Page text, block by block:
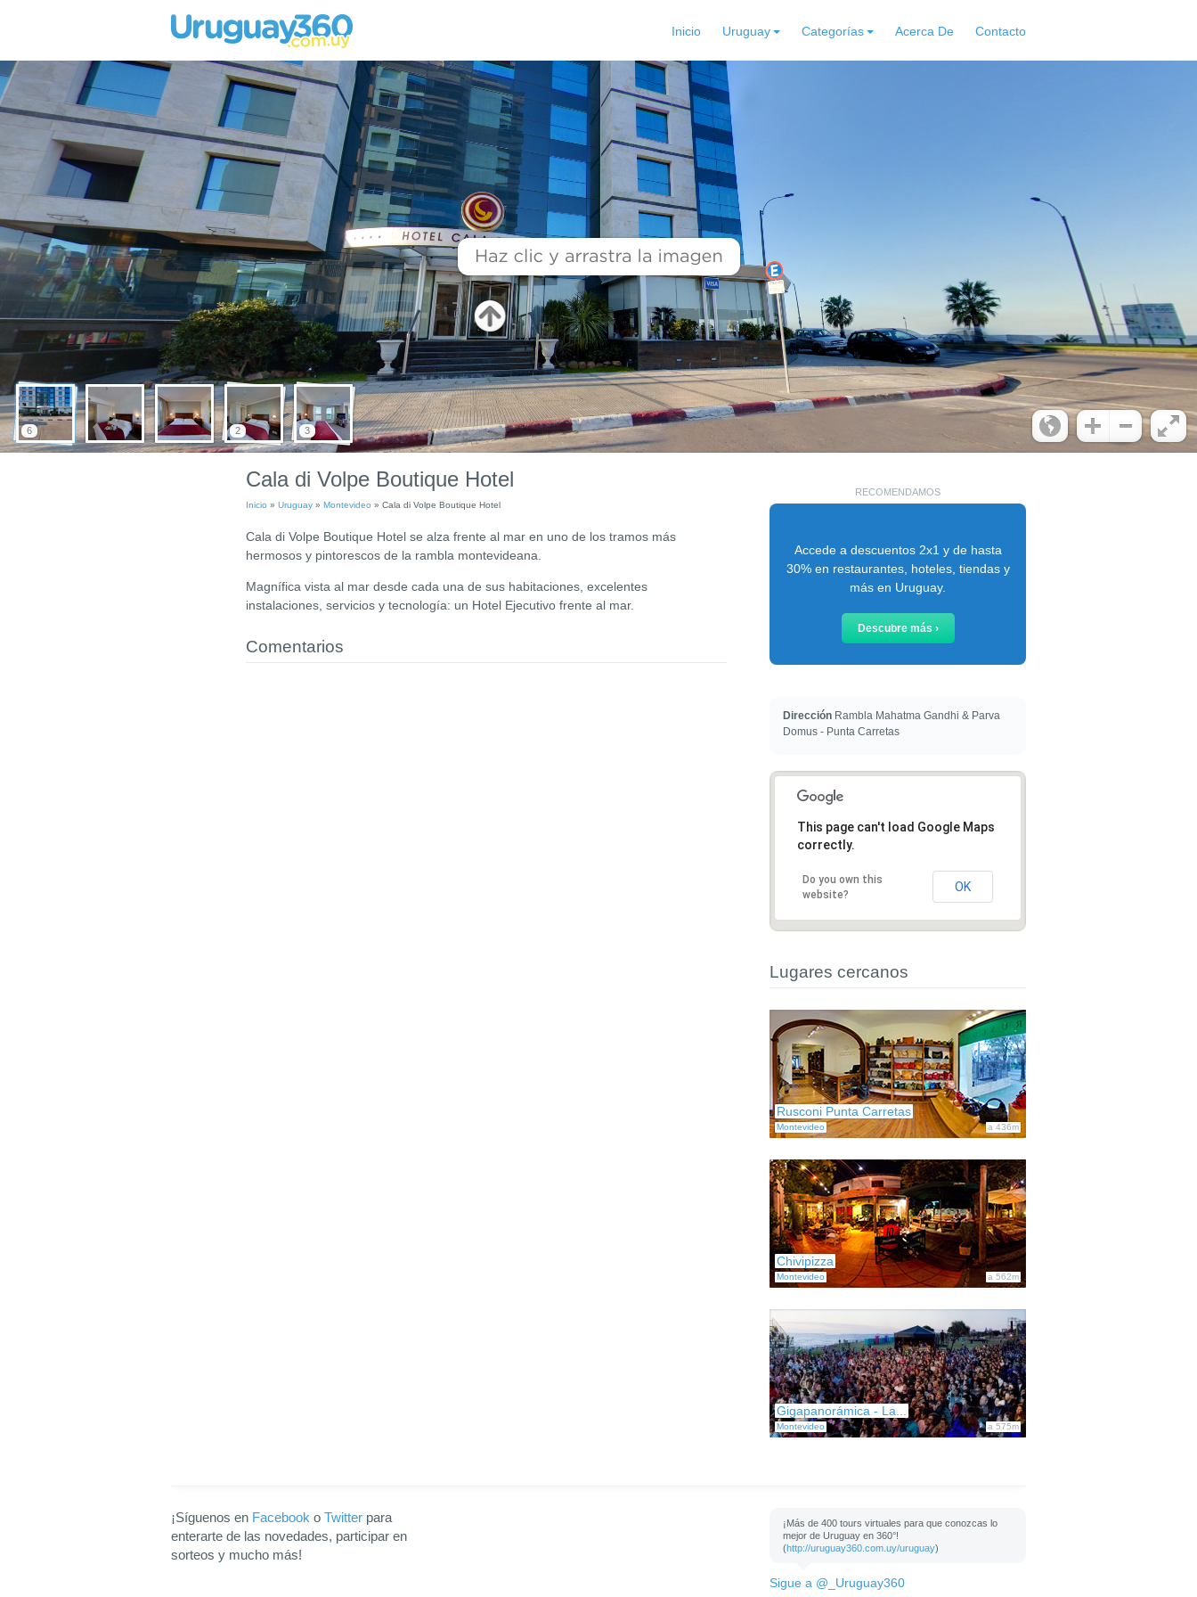
Inicio Uruguay Categorías Acerca De Contacto
6 2 3
Cala di Volpe Boutique Hotel
Inicio » Uruguay » Montevideo » Cala di Volpe Boutique Hotel
Cala di Volpe Boutique Hotel se alza frente al mar en uno de los tramos más
hermosos y pintorescos de la rambla montevideana.
Magnífica vista al mar desde cada una de sus habitaciones, excelentes
instalaciones, servicios y tecnología: un Hotel Ejecutivo frente al mar.
Comentarios
RECOMENDAMOS
Accede a descuentos 2x1 y de hasta
30% en restaurantes, hoteles, tiendas y
más en Uruguay.
Descubre más ›
Dirección Rambla Mahatma Gandhi & Parva
Domus - Punta Carretas
This page can't load Google Maps
correctly.
Do you own this
website?
OK
Lugares cercanos
Montevideo
Rusconi Punta Carretas
a 436m
Montevideo
Chivipizza
a 562m
Montevideo
Gigapanorámica - La...
a 575m
¡Síguenos en Facebook o Twitter para
enterarte de las novedades, participar en
sorteos y mucho más!
¡Más de 400 tours virtuales para que conozcas lo
mejor de Uruguay en 360°!
(http://uruguay360.com.uy/uruguay)
Sigue a @_Uruguay360